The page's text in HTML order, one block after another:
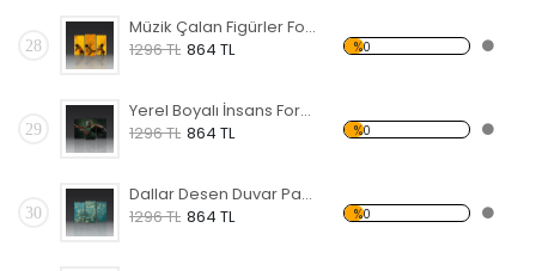
28
Müzik Çalan Figürler Forex Tablo
1296 TL 864 TL %0
29
Yerel Boyalı İnsans Forex Tablo
1296 TL 864 TL %0
30
Dallar Desen Duvar Panosu
1296 TL 864 TL %0